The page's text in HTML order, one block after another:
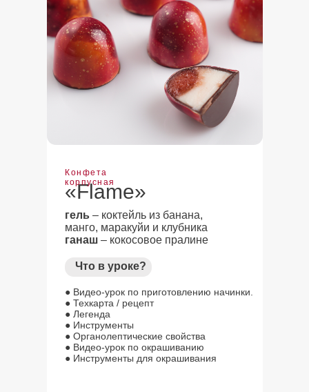
«Flame»
Конфета
корпусная
гель – коктейль из банана,
манго, маракуйи и клубника
ганаш – кокосовое пралине
● Видео-урок по приготовлению начинки.
● Техкарта / рецепт
● Легенда
● Инструменты
● Органолептические свойства
● Видео-урок по окрашиванию
● Инструменты для окрашивания
Что в уроке?